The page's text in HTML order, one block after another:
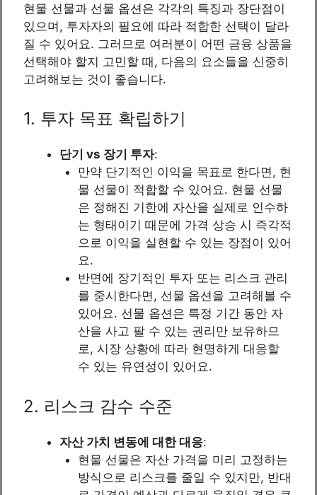
현물 선물과 선물 옵션은 각각의 특징과 장단점이
있으며, 투자자의 필요에 따라 적합한 선택이 달라
질 수 있어요. 그러므로 여러분이 어떤 금융 상품을
선택해야 할지 고민할 때, 다음의 요소들을 신중히
고려해보는 것이 좋습니다.
1. 투자 목표 확립하기
단기 vs 장기 투자:
만약 단기적인 이익을 목표로 한다면, 현
물 선물이 적합할 수 있어요. 현물 선물
은 정해진 기한에 자산을 실제로 인수하
는 형태이기 때문에 가격 상승 시 즉각적
으로 이익을 실현할 수 있는 장점이 있어
요.
반면에 장기적인 투자 또는 리스크 관리
를 중시한다면, 선물 옵션을 고려해볼 수
있어요. 선물 옵션은 특정 기간 동안 자
산을 사고 팔 수 있는 권리만 보유하므
로, 시장 상황에 따라 현명하게 대응할
수 있는 유연성이 있어요.
2. 리스크 감수 수준
자산 가치 변동에 대한 대응:
현물 선물은 자산 가격을 미리 고정하는
방식으로 리스크를 줄일 수 있지만, 반대